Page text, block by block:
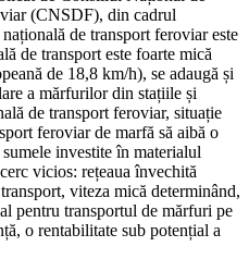
(CNSDF), din cadrul
de transport feroviar este
de transport este foarte mică
de 18,8 km/h), se adaugă și
a mărfurilor din stațiile și
de transport feroviar, situație
feroviar de marfă să aibă o
investite în materialul
vicios: rețeaua învechită
viteza mică determinând,
pentru transportul de mărfuri pe
o rentabilitate sub potențial a